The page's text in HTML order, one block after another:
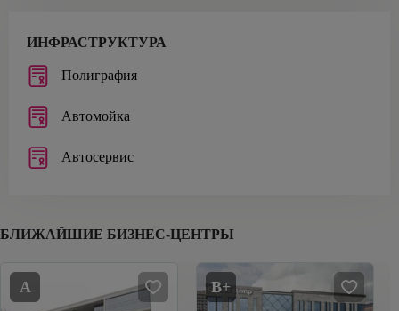
ИНФРАСТРУКТУРА
Полиграфия
Автомойка
Автосервис
БЛИЖАЙШИЕ БИЗНЕС-ЦЕНТРЫ
A B+